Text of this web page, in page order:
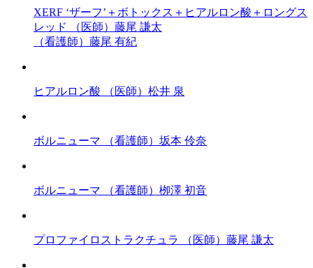
XERF ‘ザーフ’＋ボトックス＋ヒアルロン酸＋ロングス
レッド
（医師）藤尾 謙太
（看護師）藤尾 有紀
ヒアルロン酸 （医師）松井 泉
ボルニューマ （看護師）坂本 伶奈
ボルニューマ （看護師）栁澤 初音
プロファイロストラクチュラ （医師）藤尾 謙太